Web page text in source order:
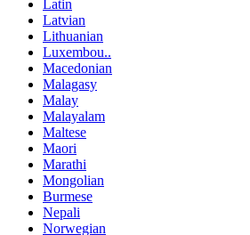
Latin
Latvian
Lithuanian
Luxembou..
Macedonian
Malagasy
Malay
Malayalam
Maltese
Maori
Marathi
Mongolian
Burmese
Nepali
Norwegian